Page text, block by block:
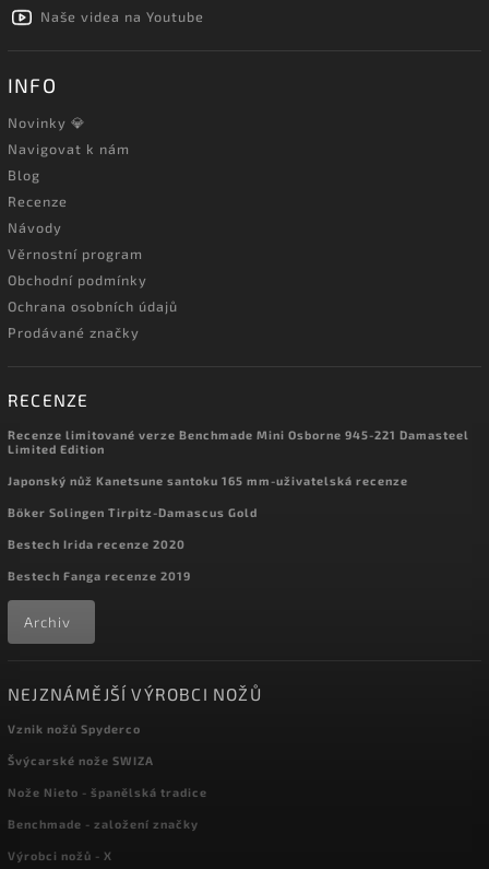
Naše videa na Youtube
INFO
Novinky 💎
Navigovat k nám
Blog
Recenze
Návody
Věrnostní program
Obchodní podmínky
Ochrana osobních údajů
Prodávané značky
RECENZE
Recenze limitované verze Benchmade Mini Osborne 945-221 Damasteel
Limited Edition
Japonský nůž Kanetsune santoku 165 mm-uživatelská recenze
Böker Solingen Tirpitz-Damascus Gold
Bestech Irida recenze 2020
Bestech Fanga recenze 2019
Archiv
NEJZNÁMĚJŠÍ VÝROBCI NOŽŮ
Vznik nožů Spyderco
Švýcarské nože SWIZA
Nože Nieto - španělská tradice
Benchmade - založení značky
Výrobci nožů - X